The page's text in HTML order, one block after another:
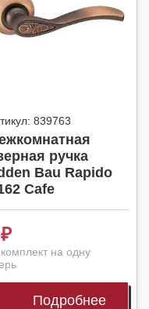
839763
ручка
Bau Rapido
Cafe
₽
на одну
Подробнее